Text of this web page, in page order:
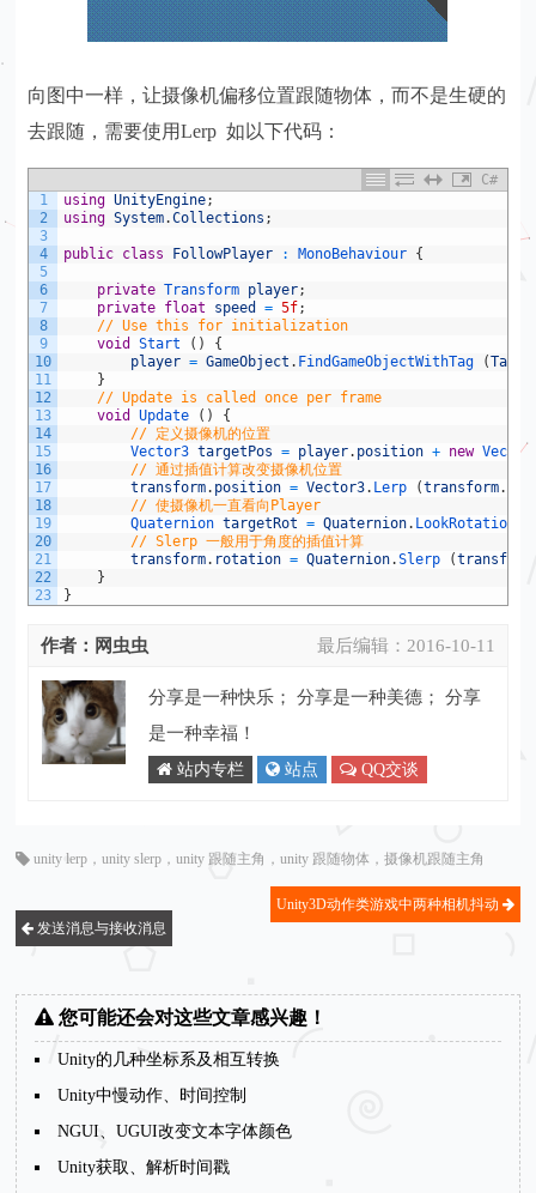
向图中一样，让摄像机偏移位置跟随物体，而不是生硬的
去跟随，需要使用Lerp 如以下代码：
C#
1
2
3
4
5
6
7
8
9
10
11
12
13
14
15
16
17
18
19
20
21
22
23
using UnityEngine;
using System.Collections ;
public class FollowPlayer : MonoBehaviour {
private Transform player;
private float speed = 5f;
// Use this for initialization
void
Start ( )
{
player = GameObject . FindGameObjectWithTag (Tags
}
// Update is called once per frame
void
Update ( )
{
// 定义摄像机的位置
Vector3 targetPos = player. position + new
// 通过插值计算改变摄像机位置
transform. position = Vector3. Lerp (transform.
// 使摄像机一直看向Player
Quaternion targetRot = Quaternion. LookRotation
// Slerp 一般用于角度的插值计算
transform. rotation = Quaternion.Slerp (transform
}
}
最后编辑： 2016-10-11
作者：网虫虫
分享是一种快乐； 分享是一种美德； 分享
是一种幸福！
站内专栏 站点 QQ交谈
unity lerp ，unity slerp ，unity 跟随主角 ，unity 跟随物体 ，摄像机跟随主角
发送消息与接收消息
Unity3D动作类游戏中两种相机抖动
您可能还会对这些文章感兴趣！
Unity的几种坐标系及相互转换
Unity中慢动作、时间控制
NGUI、UGUI改变文本字体颜色
Unity获取、解析时间戳